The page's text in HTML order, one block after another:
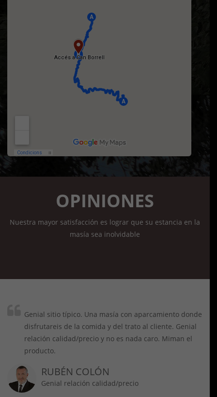
OPINIONES
Nuestra mayor satisfacción es lograr que su estancia en la
masía sea inolvidable
Genial sitio típico. Una masía con aparcamiento donde
disfrutareis de la comida y del trato al cliente. Genial
relación calidad/precio y no es nada caro. Miman el
producto.
RUBÉN COLÓN
Genial relación calidad/precio